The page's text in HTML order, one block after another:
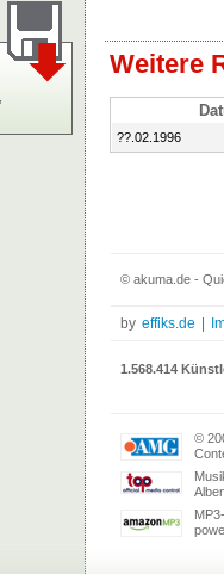
Weitere
??.02.1996
© akuma.de -
by effiks.de
1.568.414
©